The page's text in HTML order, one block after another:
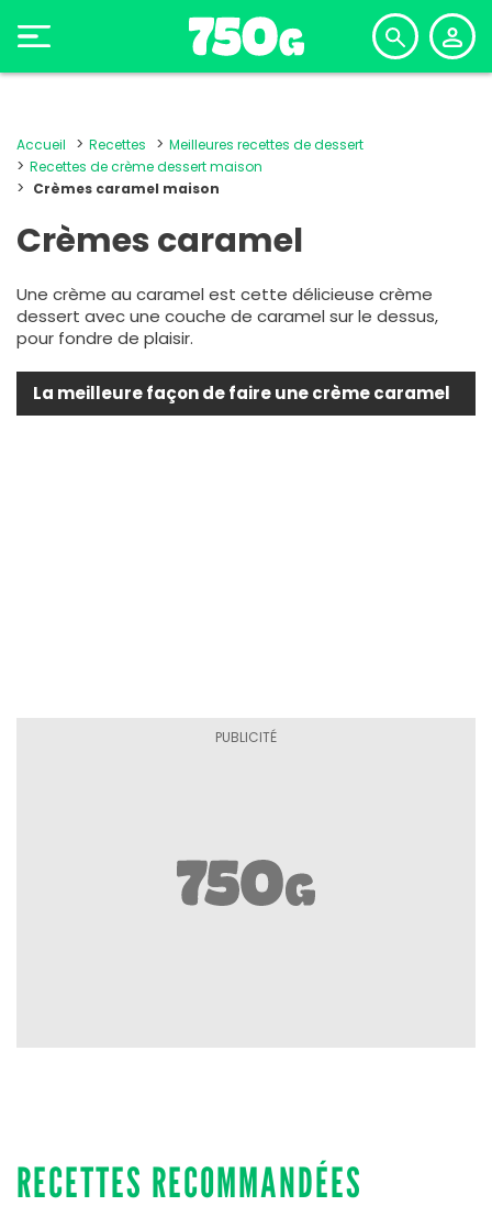
Accueil Recettes
Meilleures recettes de dessert
Recettes de crème dessert maison
Crèmes caramel maison
Crèmes caramel
Une crème au caramel est cette délicieuse crème
dessert avec une couche de caramel sur le dessus,
pour fondre de plaisir.
La meilleure façon de faire une crème caramel
RECETTES RECOMMANDÉES